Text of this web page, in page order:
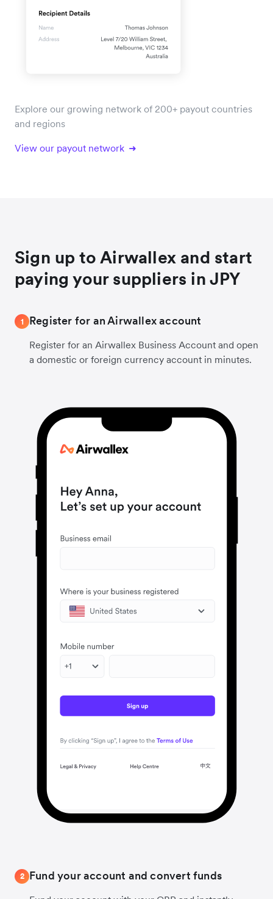
Explore our growing network of 200+ payout countries
and regions
View our payout network
Sign up to Airwallex and start
paying your suppliers in JPY
1 Register for an Airwallex account
Register for an Airwallex Business Account and open
a domestic or foreign currency account in minutes.
2 Fund your account and convert funds